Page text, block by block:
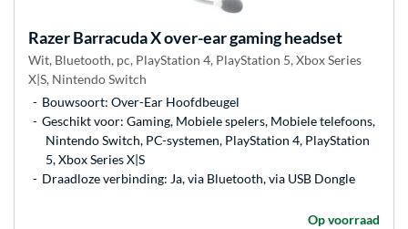
RazerBarracuda X over-ear gaming headset
Wit, Bluetooth, pc, PlayStation 4, PlayStation 5, Xbox Series
X|S, Nintendo Switch
Bouwsoort: Over-Ear Hoofdbeugel
Geschikt voor: Gaming, Mobiele spelers, Mobiele telefoons,
Nintendo Switch, PC-systemen, PlayStation 4, PlayStation
5, Xbox Series X|S
Draadloze verbinding: Ja, via Bluetooth, via USB Dongle
Op voorraad